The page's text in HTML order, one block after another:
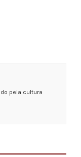
pela cultura